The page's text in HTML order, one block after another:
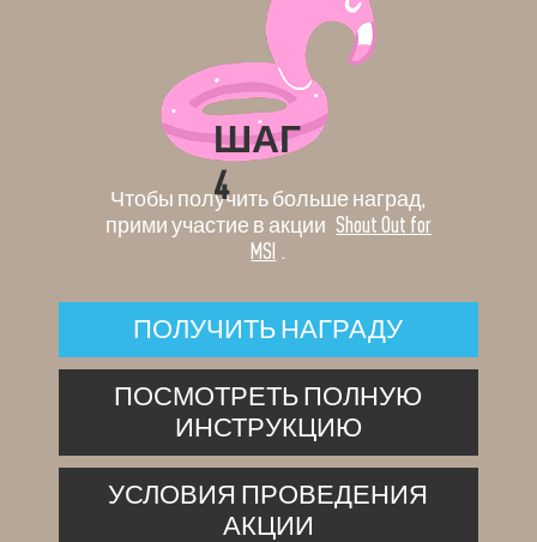
ШАГ
4
Чтобы получить больше наград,
прими участие в акции Shout Out for
MSI .
ПОЛУЧИТЬ НАГРАДУ
ПОСМОТРЕТЬ ПОЛНУЮ
ИНСТРУКЦИЮ
УСЛОВИЯ ПРОВЕДЕНИЯ
АКЦИИ